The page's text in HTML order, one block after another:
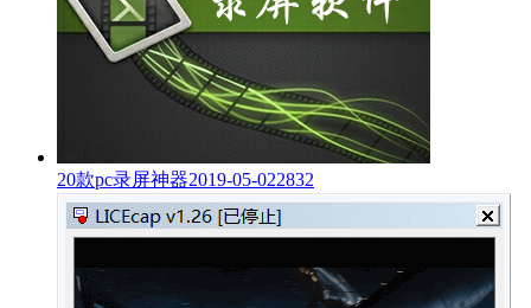
20款pc录屏神器2019-05-022832